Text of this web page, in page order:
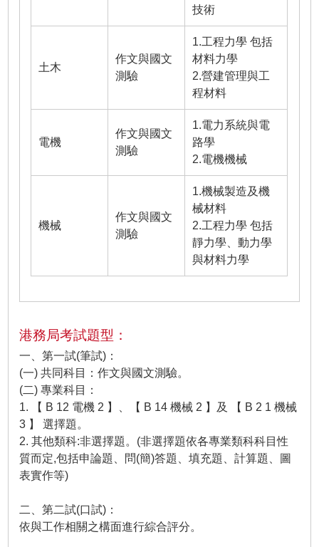
技術
土木
作文與國文
測驗
1.工程力學 包括
材料力學
2.營建管理與工
程材料
電機
作文與國文
測驗
1.電力系統與電
路學
2.電機機械
機械
作文與國文
測驗
1.機械製造及機
械材料
2.工程力學 包括
靜力學、動力學
與材料力學
港務局考試題型：
一、第一試(筆試)：
(一) 共同科目：作文與國文測驗。
(二) 專業科目：
1. 【 B 12 電機 2 】、【 B 14 機械 2 】及 【 B 2 1 機械
3 】 選擇題。
2. 其他類科:非選擇題。(非選擇題依各專業類科科目性
質而定,包括申論題、問(簡)答題、填充題、計算題、圖
表實作等)
二、第二試(口試)：
依與工作相關之構面進行綜合評分。